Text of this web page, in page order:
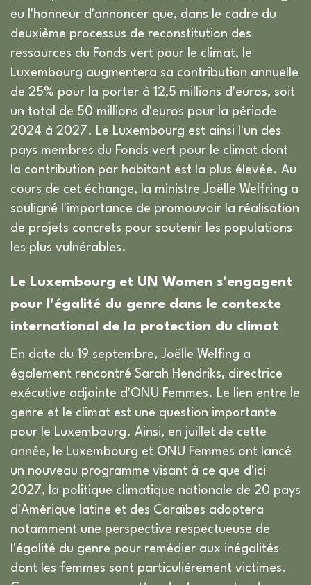
eu l'honneur d'annoncer que, dans le cadre du
deuxième processus de reconstitution des
ressources du Fonds vert pour le climat, le
Luxembourg augmentera sa contribution annuelle
de 25% pour la porter à 12,5 millions d'euros, soit
un total de 50 millions d'euros pour la période
2024 à 2027. Le Luxembourg est ainsi l'un des
pays membres du Fonds vert pour le climat dont
la contribution par habitant est la plus élevée. Au
cours de cet échange, la ministre Joëlle Welfring a
souligné l'importance de promouvoir la réalisation
de projets concrets pour soutenir les populations
les plus vulnérables.
Le Luxembourg et UN Women s'engagent
pour l'égalité du genre dans le contexte
international de la protection du climat
En date du 19 septembre, Joëlle Welfing a
également rencontré Sarah Hendriks, directrice
exécutive adjointe d'ONU Femmes. Le lien entre le
genre et le climat est une question importante
pour le Luxembourg. Ainsi, en juillet de cette
année, le Luxembourg et ONU Femmes ont lancé
un nouveau programme visant à ce que d'ici
2027, la politique climatique nationale de 20 pays
d'Amérique latine et des Caraïbes adoptera
notamment une perspective respectueuse de
l'égalité du genre pour remédier aux inégalités
dont les femmes sont particulièrement victimes.